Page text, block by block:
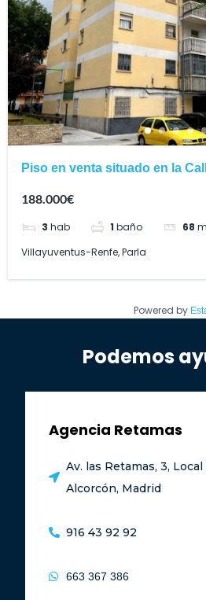
Piso en venta situado en la
188.000€
3 hab 1 baño 68
Villayuventus-Renfe, Parla
Powered by
Podemos
Agencia Retamas
Av. las Retamas, 3, Local
Alcorcón, Madrid
916 43 92 92
663 367 386